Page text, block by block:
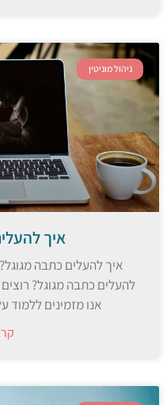
ניהול מוניטין
איך
איך להעלים כתבה
להעלים כתבה מגוגל?
אנו מזמינים ללמוד